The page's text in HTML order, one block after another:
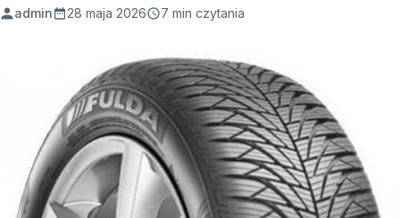
admin 28 maja 2026 7 min czytania